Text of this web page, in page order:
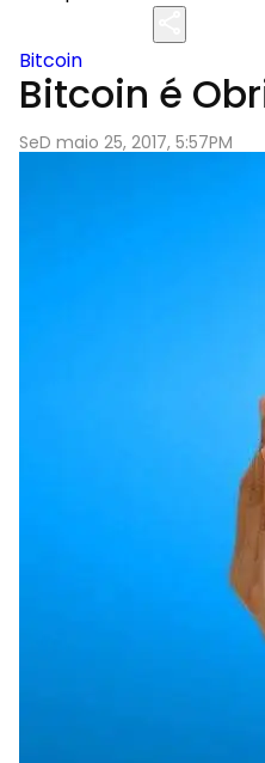
Bitcoin
Bitcoin é
SeD maio 25, 2017, 5:57PM